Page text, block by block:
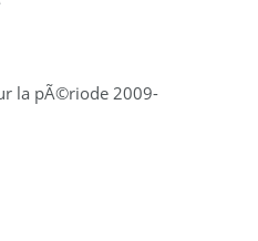
la pÃ©riode 2009-